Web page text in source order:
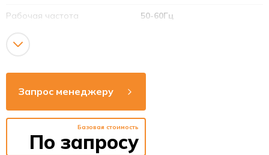
Рабочая частота 50-60Гц
Индикация состояния
Запрос менеджеру
Базовая стоимость
По запросу